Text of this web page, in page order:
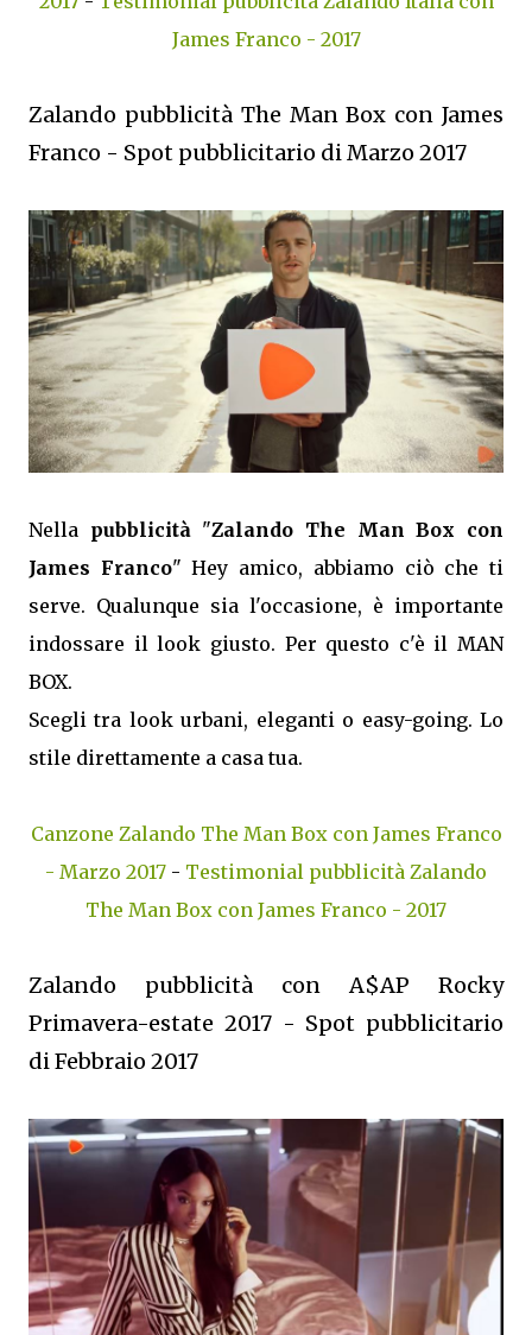
James Franco - 2017
Zalando pubblicità The Man Box con James
Franco - Spot pubblicitario di Marzo 2017
Nella pubblicità"Zalando The Man Box con
James Franco" Hey amico, abbiamo ciò che ti
serve. Qualunque sia l'occasione, è importante
indossare il look giusto. Per questo c'è il MAN
BOX.
Scegli tra look urbani, eleganti o easy-going. Lo
stile direttamente a casa tua.
Canzone Zalando The Man Box con James Franco
- Marzo 2017 - Testimonial pubblicità Zalando
The Man Box con James Franco - 2017
Zalando pubblicità con A$AP Rocky
Primavera-estate 2017 - Spot pubblicitario
di Febbraio 2017